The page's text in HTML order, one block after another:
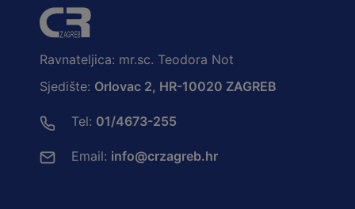
Ravnateljica: mr.sc. Teodora Not
Sjedište: Orlovac 2, HR-10020 ZAGREB
Tel: 01/4673-255
Email: info@crzagreb.hr